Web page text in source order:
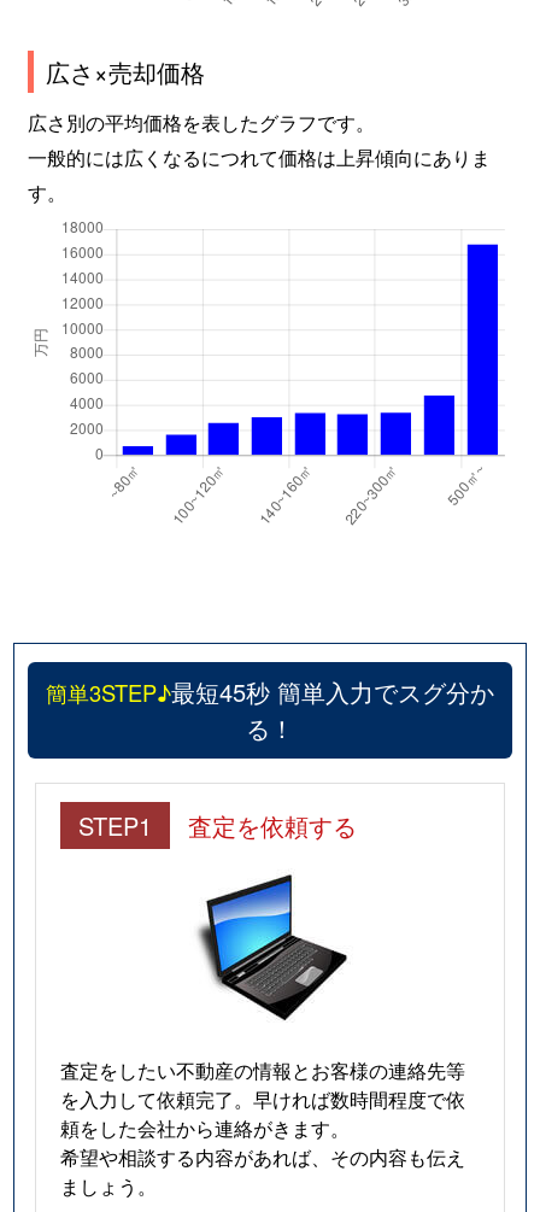
広さ×売却価格
広さ別の平均価格を表したグラフです。
一般的には広くなるにつれて価格は上昇傾向にありま
す。
簡単3STEP♪最短45秒 簡単入力でスグ分か
る！
STEP1 査定を依頼する
査定をしたい不動産の情報とお客様の連絡先等
を入力して依頼完了。早ければ数時間程度で依
頼をした会社から連絡がきます。
希望や相談する内容があれば、その内容も伝え
ましょう。